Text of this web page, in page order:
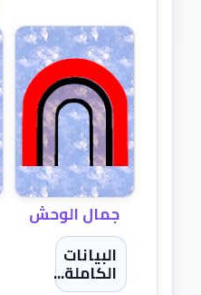
جمال الوحش
البيانات
الكاملة...